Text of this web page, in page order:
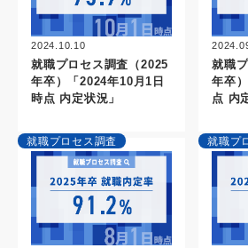
2024.10.10
就職プロセス調査（2025
年卒）「2024年10月1日
時点 内定状況」
就職
年卒
点 内
就職プロセス調査 就職プ